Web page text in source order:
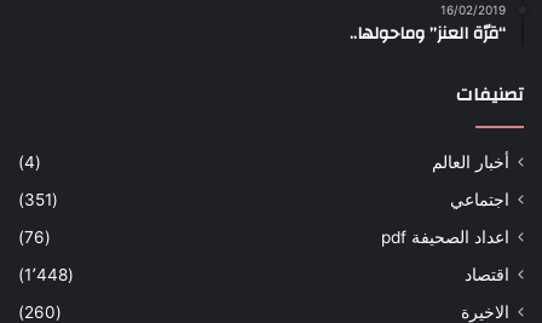
16/02/2019
“قرّة العنز” وماحولها..
تصنيفات
أخبار العالم
(4)
اجتماعي
(351)
اعداد الصحيفة pdf
(76)
اقتصاد
(1٬448)
الاخيرة
(260)